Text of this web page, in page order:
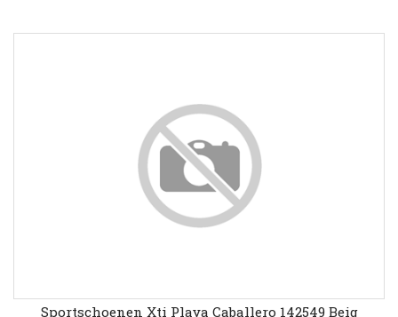
Sportschoenen Xti Playa Caballero 142549 Beig